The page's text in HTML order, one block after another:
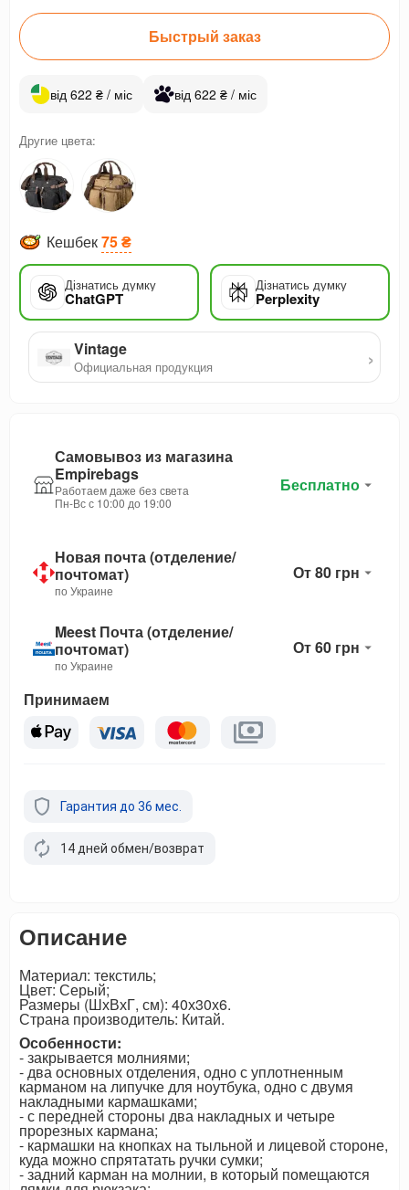
Быстрый заказ
від 622 ₴ / міс від 622 ₴ / міс
Другие цвета:
Кешбек75 ₴
Дізнатись думку
ChatGPT
Дізнатись думку
Perplexity
Vintage
Официальная продукция ›
Самовывоз из магазина
Empirebags
Работаем даже без света
Пн-Вс с 10:00 до 19:00
Бесплатно
Новая почта (отделение/
почтомат)
по Украине
От 80 грн
Meest Почта (отделение/
почтомат)
по Украине
От 60 грн
Принимаем
Гарантия до 36 мес.
14 дней обмен/возврат
Описание
Материал: текстиль;
Цвет: Серый;
Размеры (ШхВхГ, см): 40х30х6.
Страна производитель: Китай.
Особенности:
- закрывается молниями;
- два основных отделения, одно с уплотненным
карманом на липучке для ноутбука, одно с двумя
накладными кармашками;
- с передней стороны два накладных и четыре
прорезных кармана;
- кармашки на кнопках на тыльной и лицевой стороне,
куда можно спрятатать ручки сумки;
- задний карман на молнии, в который помещаются